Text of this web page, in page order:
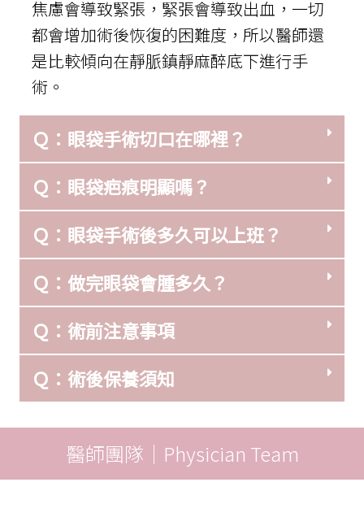
焦慮會導致緊張，緊張會導致出血，一切
都會增加術後恢復的困難度，所以醫師還
是比較傾向在靜脈鎮靜麻醉底下進行手
術。
Ｑ：眼袋手術切口在哪裡？
Ｑ：眼袋疤痕明顯嗎？
Ｑ：眼袋手術後多久可以上班？
Ｑ：做完眼袋會腫多久？
Ｑ：術前注意事項
Ｑ：術後保養須知
醫師團隊｜Physician Team